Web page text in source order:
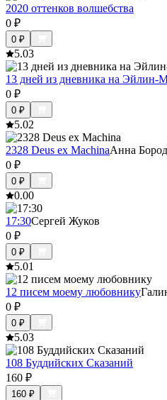
2020 оттенков волшебства
0 ₽
0 ₽
5.03
13 дней из дневника на Эйлин-
0 ₽
0 ₽
5.02
2328 Deus ex MachinaАнна
0 ₽
0 ₽
0.00
17:30Сергей Жуков
0 ₽
0 ₽
5.01
12 писем моему любовнику
0 ₽
0 ₽
5.03
108 Буддийских Сказаний
160 ₽
160 ₽